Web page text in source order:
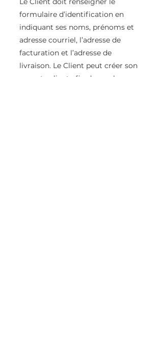
formulaire d’identification en
indiquant ses noms, prénoms et
adresse courriel, l’adresse de
facturation et l’adresse de
livraison. Le Client peut créer son
compte client afin de ne plus